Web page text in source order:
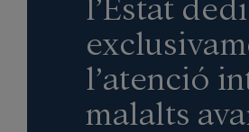
l’atenció
malalts